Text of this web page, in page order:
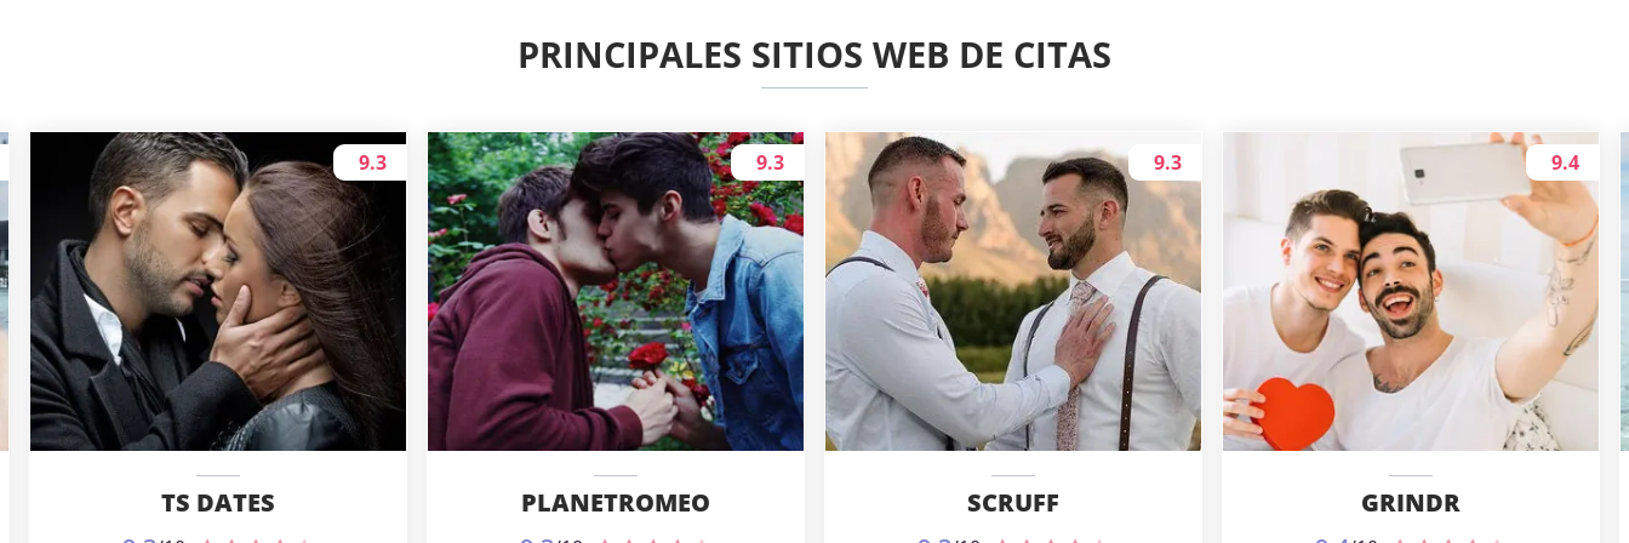
PRINCIPALES SITIOS WEB DE CITAS
TS DATES
9.3
PLANETROMEO
9.3
SCRUFF
9.3
GRINDR
9.4